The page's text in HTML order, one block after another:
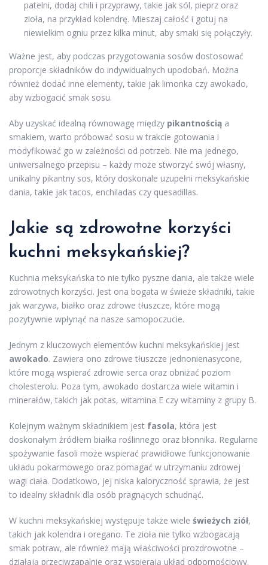
patelni, dodaj chili i przyprawy, takie jak sól, pieprz oraz
zioła, na przykład kolendrę. Mieszaj całość i gotuj na
niewielkim ogniu przez kilka minut, aby smaki się połączyły.
Ważne jest, aby podczas przygotowania sosów dostosować
proporcje składników do indywidualnych upodobań. Można
również dodać inne elementy, takie jak limonka czy awokado,
aby wzbogacić smak sosu.
Aby uzyskać idealną równowagę między pikantnością a
smakiem, warto próbować sosu w trakcie gotowania i
modyfikować go w zależności od potrzeb. Nie ma jednego,
uniwersalnego przepisu – każdy może stworzyć swój własny,
unikalny pikantny sos, który doskonale uzupełni meksykańskie
dania, takie jak tacos, enchiladas czy quesadillas.
Jakie są zdrowotne korzyści
kuchni meksykańskiej?
Kuchnia meksykańska to nie tylko pyszne dania, ale także wiele
zdrowotnych korzyści. Jest ona bogata w świeże składniki, takie
jak warzywa, białko oraz zdrowe tłuszcze, które mogą
pozytywnie wpłynąć na nasze samopoczucie.
Jednym z kluczowych elementów kuchni meksykańskiej jest
awokado. Zawiera ono zdrowe tłuszcze jednonienasycone,
które mogą wspierać zdrowie serca oraz obniżać poziom
cholesterolu. Poza tym, awokado dostarcza wiele witamin i
minerałów, takich jak potas, witamina E czy witaminy z grupy B.
Kolejnym ważnym składnikiem jest fasola, która jest
doskonałym źródłem białka roślinnego oraz błonnika. Regularne
spożywanie fasoli może wspierać prawidłowe funkcjonowanie
układu pokarmowego oraz pomagać w utrzymaniu zdrowej
wagi ciała. Dodatkowo, jej niska kaloryczność sprawia, że jest
to idealny składnik dla osób pragnących schudnąć.
W kuchni meksykańskiej występuje także wiele świeżych ziół,
takich jak kolendra i oregano. Te zioła nie tylko wzbogacają
smak potraw, ale również mają właściwości prozdrowotne –
działają przeciwzapalnie oraz wspierają układ odpornościowy.